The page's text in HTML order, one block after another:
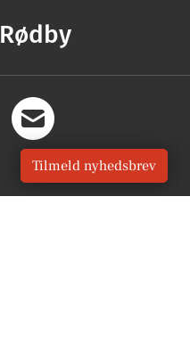
Rødby
Tilmeld nyhedsbrev